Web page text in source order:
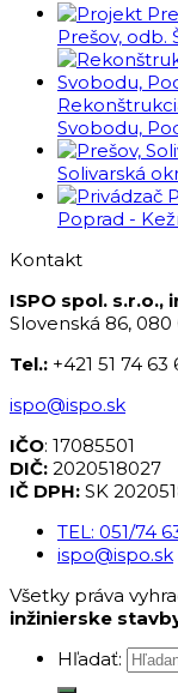
Prešov, odb.
Svobodu,
Solivarská
Poprad -
Kontakt
ISPO spol. s.r.o.,
Slovenská 86, 080
Tel.: +421 51 74 63
ispo@ispo.sk
IČO: 17085501
DIČ: 2020518027
IČ DPH: SK
TEL: 051/74
ispo@ispo.sk
Všetky práva
inžinierske
Hľadať: